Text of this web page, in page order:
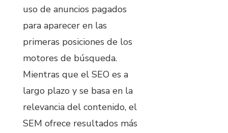
uso de anuncios pagados
para aparecer en las
primeras posiciones de los
motores de búsqueda.
Mientras que el SEO es a
largo plazo y se basa en la
relevancia del contenido, el
SEM ofrece resultados más